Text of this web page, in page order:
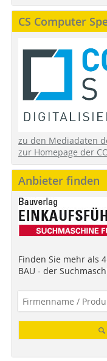
CS Computer
zu den Mediadaten
zur Homepage der
Anbieter finden
Finden Sie mehr als
BAU - der